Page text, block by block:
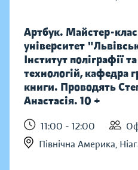
Артбук. Майстер-
університет
Інститут поліграфії
технологій, кафедра
книги. Проводять
Анастасія. 10 +
11:00 - 12:00
Північна Америка,